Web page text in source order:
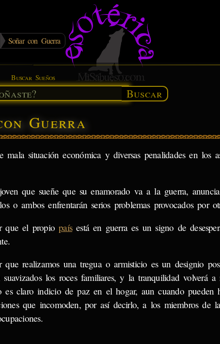
Soñar con Guerra
Buscar Sueños
Buscar
Guerra
situación económica y diversas penalidades en los
que sueñe que su enamorado va a la guerra,
o ambos enfrentarán serios problemas provocados por
que el propiopaísestá en guerra es un signo de
que realizamos una tregua o armisticio es un designio
suavizados los roces familiares, y la tranquilidad volverá a
es claro indicio de paz en el hogar, aun cuando pueden
que incomoden, por así decirlo, a los miembros de